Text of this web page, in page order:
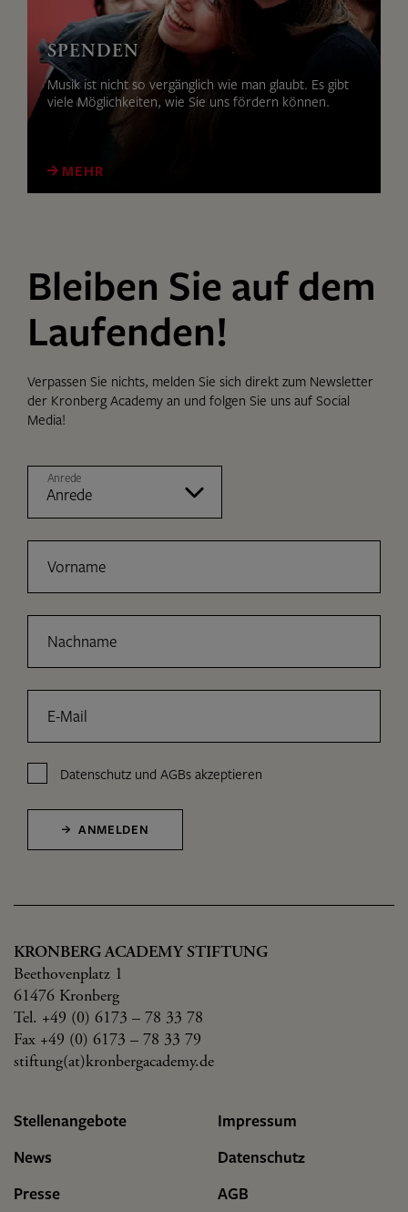
SPENDEN
Musik ist nicht so vergänglich wie man glaubt. Es gibt
viele Möglichkeiten, wie Sie uns fördern können.
MEHR
Bleiben Sie auf dem
Laufenden!
Verpassen Sie nichts, melden Sie sich direkt zum Newsletter
der Kronberg Academy an und folgen Sie uns auf Social
Media!
Anrede
Vorname
Nachname
E-Mail
Datenschutz undAGBs akzeptieren
ANMELDEN
KRONBERG ACADEMY STIFTUNG
Beethovenplatz 1
61476 Kronberg
Tel. +49 (0) 6173 – 78 33 78
Fax +49 (0) 6173 – 78 33 79
stiftung(at)kronbergacademy.de
Stellenangebote
News
Presse
Impressum
Datenschutz
AGB